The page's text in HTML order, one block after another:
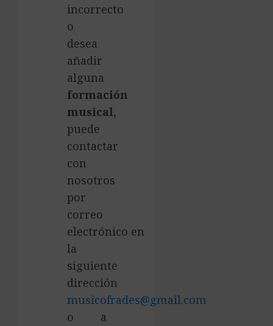
incorrecto
o
desea
añadir
alguna
formación
musical,
puede
contactar
con
nosotros
por
correo
electrónico en
la
siguiente
dirección
musicofrades@gmail.com
o a